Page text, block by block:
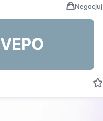
Negocjuj
VEPO